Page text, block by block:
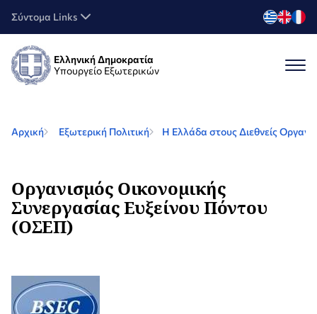
Σύντομα Links
Ελληνική Δημοκρατία
Υπουργείο Εξωτερικών
Αρχική Εξωτερική Πολιτική Η Ελλάδα στους Διεθνείς
Οργανισμός Οικονομικής
Συνεργασίας Ευξείνου Πόντου
(ΟΣΕΠ)